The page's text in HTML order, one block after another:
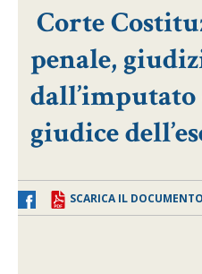
Corte
penale,
giudice
SCARICA IL